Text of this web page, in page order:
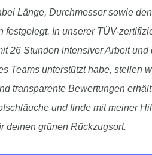
Länge, Durchmesser sowie
festgelegt. In unserer TÜV-
26 Stunden intensiver Arbeit und
Teams unterstützt habe, stellen
transparente Bewertungen
und finde mit meiner
deinen grünen Rückzugsort.